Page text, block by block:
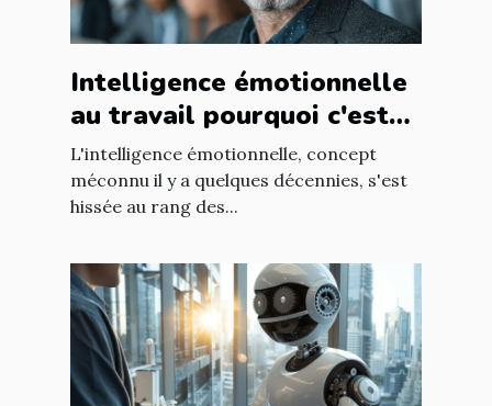
Intelligence émotionnelle
au travail pourquoi c'est
un atout pour votre équipe
RH
L'intelligence émotionnelle, concept
méconnu il y a quelques décennies, s'est
hissée au rang des...